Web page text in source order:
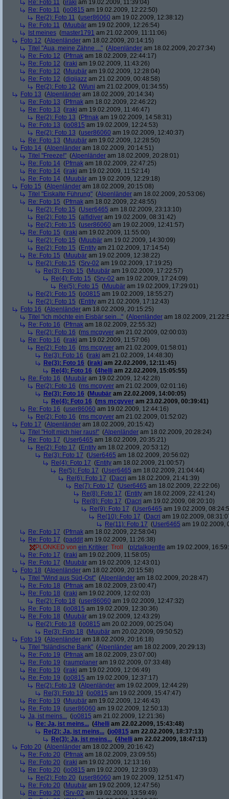
Re: Foto 11 (iraki am 19.02.2009, 11:39:04)
Re: Foto 11 (jo0815 am 19.02.2009, 12:22:50)
Re(2): Foto 11 (user86060 am 19.02.2009, 12:38:12)
Re: Foto 11 (Muubär am 19.02.2009, 12:26:54)
Ist meines (master1791 am 21.02.2009, 11:11:06)
Foto 12 (Alpenländer am 18.02.2009, 20:14:15)
Titel "Aua, meine Zähne ..." (Alpenländer am 18.02.2009, 20:27:34)
Re: Foto 12 (Pfrnak am 18.02.2009, 22:44:17)
Re: Foto 12 (iraki am 19.02.2009, 11:43:26)
Re: Foto 12 (Muubär am 19.02.2009, 12:28:04)
Re: Foto 12 (digijazz am 21.02.2009, 00:48:58)
Re(2): Foto 12 (Wuni am 21.02.2009, 01:34:55)
Foto 13 (Alpenländer am 18.02.2009, 20:14:34)
Re: Foto 13 (Pfrnak am 18.02.2009, 22:46:22)
Re: Foto 13 (iraki am 19.02.2009, 11:46:47)
Re(2): Foto 13 (Pfrnak am 19.02.2009, 14:58:31)
Re: Foto 13 (jo0815 am 19.02.2009, 12:24:53)
Re(2): Foto 13 (user86060 am 19.02.2009, 12:40:37)
Re: Foto 13 (Muubär am 19.02.2009, 12:28:50)
Foto 14 (Alpenländer am 18.02.2009, 20:14:51)
Titel "Freeze!" (Alpenländer am 18.02.2009, 20:28:01)
Re: Foto 14 (Pfrnak am 18.02.2009, 22:47:25)
Re: Foto 14 (iraki am 19.02.2009, 11:52:14)
Re: Foto 14 (Muubär am 19.02.2009, 12:29:18)
Foto 15 (Alpenländer am 18.02.2009, 20:15:08)
Titel "Eiskalte Führung" (Alpenländer am 18.02.2009, 20:53:06)
Re: Foto 15 (Pfrnak am 18.02.2009, 22:48:55)
Re(2): Foto 15 (User6465 am 18.02.2009, 23:13:10)
Re(2): Foto 15 (alfidiver am 19.02.2009, 08:31:42)
Re(2): Foto 15 (user86060 am 19.02.2009, 12:41:57)
Re: Foto 15 (iraki am 19.02.2009, 11:55:00)
Re(2): Foto 15 (Muubär am 19.02.2009, 14:30:09)
Re(2): Foto 15 (Entity am 21.02.2009, 17:14:54)
Re: Foto 15 (Muubär am 19.02.2009, 12:38:22)
Re(2): Foto 15 (Srv-02 am 19.02.2009, 17:19:25)
Re(3): Foto 15 (Muubär am 19.02.2009, 17:22:57)
Re(4): Foto 15 (Srv-02 am 19.02.2009, 17:24:09)
Re(5): Foto 15 (Muubär am 19.02.2009, 17:29:01)
Re(2): Foto 15 (jo0815 am 19.02.2009, 18:55:27)
Re(2): Foto 15 (Entity am 21.02.2009, 17:12:43)
Foto 16 (Alpenländer am 18.02.2009, 20:15:25)
Titel "ich möchte ein Eisbär sein..." (Alpenländer am 18.02.2009,
Re: Foto 16 (Pfrnak am 18.02.2009, 22:55:32)
Re(2): Foto 16 (ms mcgyver am 21.02.2009, 02:00:03)
Re: Foto 16 (iraki am 19.02.2009, 11:57:06)
Re(2): Foto 16 (ms mcgyver am 21.02.2009, 01:58:01)
Re(3): Foto 16 (iraki am 21.02.2009, 14:48:30)
Re(3): Foto 16 (iraki am 22.02.2009, 12:11:45)
Re(4): Foto 16 (4helli am 22.02.2009, 15:05:55)
Re: Foto 16 (Muubär am 19.02.2009, 12:42:28)
Re(2): Foto 16 (ms mcgyver am 21.02.2009, 02:01:16)
Re(3): Foto 16 (Muubär am 22.02.2009, 14:00:05)
Re(4): Foto 16 (ms mcgyver am 23.02.2009, 00:39:41)
Re: Foto 16 (user86060 am 19.02.2009, 12:44:16)
Re(2): Foto 16 (ms mcgyver am 21.02.2009, 01:52:02)
Foto 17 (Alpenländer am 18.02.2009, 20:15:42)
Titel "Holt mich hier raus!" (Alpenländer am 18.02.2009, 20:28:24)
Re: Foto 17 (User6465 am 18.02.2009, 20:35:21)
Re(2): Foto 17 (Entity am 18.02.2009, 20:53:12)
Re(3): Foto 17 (User6465 am 18.02.2009, 20:56:02)
Re(4): Foto 17 (Entity am 18.02.2009, 21:00:57)
Re(5): Foto 17 (User6465 am 18.02.2009, 21:04:44)
Re(6): Foto 17 (Dacri am 18.02.2009, 21:41:39)
Re(7): Foto 17 (User6465 am 18.02.2009, 22:22:06)
Re(8): Foto 17 (Entity am 18.02.2009, 22:41:24)
Re(8): Foto 17 (Dacri am 19.02.2009, 08:20:10)
Re(9): Foto 17 (User6465 am 19.02.2009,
Re(10): Foto 17 (Dacri am 19.02.2009,
Re(11): Foto 17 (User6465 am 19.02.2009,
Re: Foto 17 (Pfrnak am 18.02.2009, 22:58:04)
Re: Foto 17 (paddit am 19.02.2009, 11:26:38)
PLONKED von ein Kritiker: Troll (plztalkgentle am 19.02.2009,
Re: Foto 17 (iraki am 19.02.2009, 11:58:05)
Re: Foto 17 (Muubär am 19.02.2009, 12:43:01)
Foto 18 (Alpenländer am 18.02.2009, 20:15:58)
Titel "Wind aus Süd-Ost" (Alpenländer am 18.02.2009, 20:28:47)
Re: Foto 18 (Pfrnak am 18.02.2009, 23:00:47)
Re: Foto 18 (iraki am 19.02.2009, 12:02:03)
Re(2): Foto 18 (user86060 am 19.02.2009, 12:47:32)
Re: Foto 18 (jo0815 am 19.02.2009, 12:30:36)
Re: Foto 18 (Muubär am 19.02.2009, 12:43:29)
Re(2): Foto 18 (jo0815 am 20.02.2009, 00:25:04)
Re(3): Foto 18 (Muubär am 20.02.2009, 09:50:52)
Foto 19 (Alpenländer am 18.02.2009, 20:16:18)
Titel "Isländische Bank" (Alpenländer am 18.02.2009, 20:29:13)
Re: Foto 19 (Pfrnak am 18.02.2009, 23:07:00)
Re: Foto 19 (raumplaner am 19.02.2009, 07:33:48)
Re: Foto 19 (iraki am 19.02.2009, 12:06:49)
Re: Foto 19 (jo0815 am 19.02.2009, 12:37:17)
Re(2): Foto 19 (Alpenländer am 19.02.2009, 12:44:29)
Re(3): Foto 19 (jo0815 am 19.02.2009, 15:47:47)
Re: Foto 19 (Muubär am 19.02.2009, 12:46:43)
Re: Foto 19 (user86060 am 19.02.2009, 12:50:13)
Ja, ist meins... (jo0815 am 21.02.2009, 12:21:36)
Re: Ja, ist meins... (4helli am 22.02.2009, 15:43:48)
Re(2): Ja, ist meins... (jo0815 am 22.02.2009, 18:37:13)
Re(3): Ja, ist meins... (4helli am 22.02.2009, 18:47:13)
Foto 20 (Alpenländer am 18.02.2009, 20:16:42)
Re: Foto 20 (Pfrnak am 18.02.2009, 23:09:55)
Re: Foto 20 (iraki am 19.02.2009, 12:13:16)
Re: Foto 20 (jo0815 am 19.02.2009, 12:39:03)
Re(2): Foto 20 (user86060 am 19.02.2009, 12:51:47)
Re: Foto 20 (Muubär am 19.02.2009, 12:47:56)
Re: Foto 20 (Srv-02 am 19.02.2009, 13:59:49)